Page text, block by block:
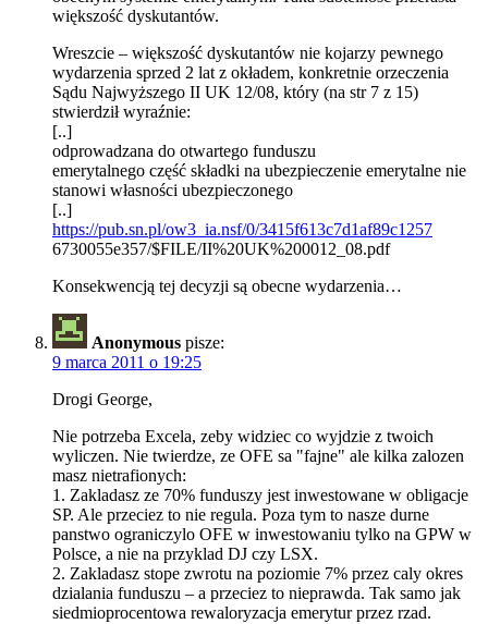
większość dyskutantów.
Wreszcie – większość dyskutantów nie kojarzy pewnego
wydarzenia sprzed 2 lat z okładem, konkretnie orzeczenia
Sądu Najwyższego II UK 12/08, który (na str 7 z 15)
stwierdził wyraźnie:
[..]
odprowadzana do otwartego funduszu
emerytalnego część składki na ubezpieczenie emerytalne nie
stanowi własności ubezpieczonego
[..]
https://pub.sn.pl/ow3_ia.nsf/0/3415f613c7d1af89c1257
6730055e357/$FILE/II%20UK%200012_08.pdf
Konsekwencją tej decyzji są obecne wydarzenia…
Anonymous pisze:
9 marca 2011 o 19:25
Drogi George,
Nie potrzeba Excela, zeby widziec co wyjdzie z twoich
wyliczen. Nie twierdze, ze OFE sa "fajne" ale kilka zalozen
masz nietrafionych:
1. Zakladasz ze 70% funduszy jest inwestowane w obligacje
SP. Ale przeciez to nie regula. Poza tym to nasze durne
panstwo ograniczylo OFE w inwestowaniu tylko na GPW w
Polsce, a nie na przyklad DJ czy LSX.
2. Zakladasz stope zwrotu na poziomie 7% przez caly okres
dzialania funduszu – a przeciez to nieprawda. Tak samo jak
siedmioprocentowa rewaloryzacja emerytur przez rzad.